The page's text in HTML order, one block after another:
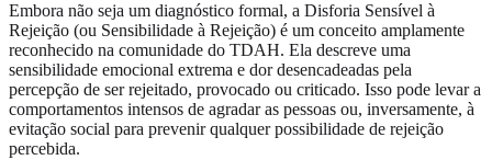
Embora não seja um diagnóstico formal, a Disforia Sensível à
Rejeição (ou Sensibilidade à Rejeição) é um conceito amplamente
reconhecido na comunidade do TDAH. Ela descreve uma
sensibilidade emocional extrema e dor desencadeadas pela
percepção de ser rejeitado, provocado ou criticado. Isso pode levar a
comportamentos intensos de agradar as pessoas ou, inversamente, à
evitação social para prevenir qualquer possibilidade de rejeição
percebida.